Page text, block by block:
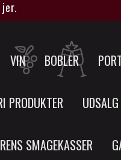
VIN BOBLER
PRODUKTER UDSALG
SMAGEKASSER